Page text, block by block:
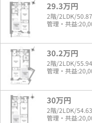
29.3万円
2階/2LDK/
管理・共益
30.2万円
2階/2LDK/
管理・共益
30万円
2階/2LDK/
管理・共益